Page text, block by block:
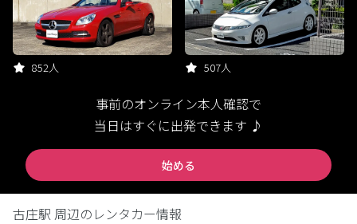
852人 507人
事前のオンライン本人確認で
当日はすぐに出発できます ♪
始める
古庄駅 周辺のレンタカー情報